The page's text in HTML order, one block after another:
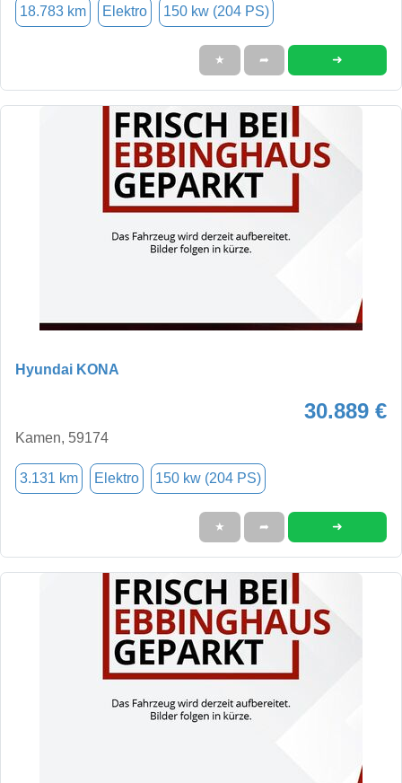
18.783 km Elektro 150 kw (204 PS)
★ ➦ ➜
Hyundai KONA
30.889 €
Kamen, 59174
3.131 km Elektro 150 kw (204 PS)
★ ➦ ➜